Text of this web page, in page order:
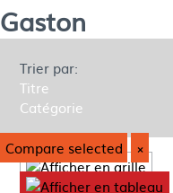
Gaston
Trier par:
Titre
Catégorie
Compare selected ×